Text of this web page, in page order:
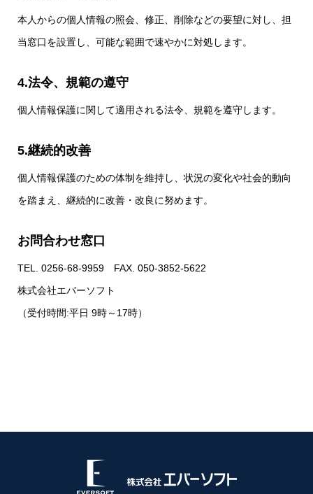
本人からの個人情報の照会、修正、削除などの要望に対し、担
当窓口を設置し、可能な範囲で速やかに対処します。
4.法令、規範の遵守
個人情報保護に関して適用される法令、規範を遵守します。
5.継続的改善
個人情報保護のための体制を維持し、状況の変化や社会的動向
を踏まえ、継続的に改善・改良に努めます。
お問合わせ窓口
TEL. 0256-68-9959 FAX. 050-3852-5622
株式会社エバーソフト
（受付時間:平日 9時～17時）